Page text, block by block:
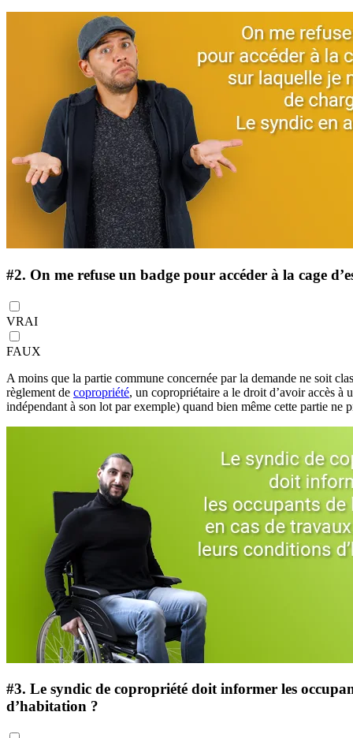
#2. On me refuse un badge pour accéder à la cage
VRAI
FAUX
A moins que la partie commune concernée par la demande ne soit
règlement de copropriété, un copropriétaire a le droit d’avoir accès à
indépendant à son lot par exemple) quand bien même cette partie ne
#3. Le syndic de copropriété doit informer les
d’habitation ?